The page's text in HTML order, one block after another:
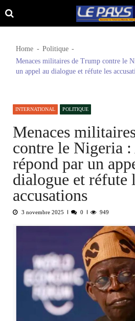
Skip
to
Skip
to
Home
Politique
Menaces militaires de Trump contre le
un appel au dialogue et réfute les
INTERNATIONAL POLITIQUE
Menaces
contre le Nigeria :
répond par un
dialogue et réfute
accusations
3 novembre 2025 0 949